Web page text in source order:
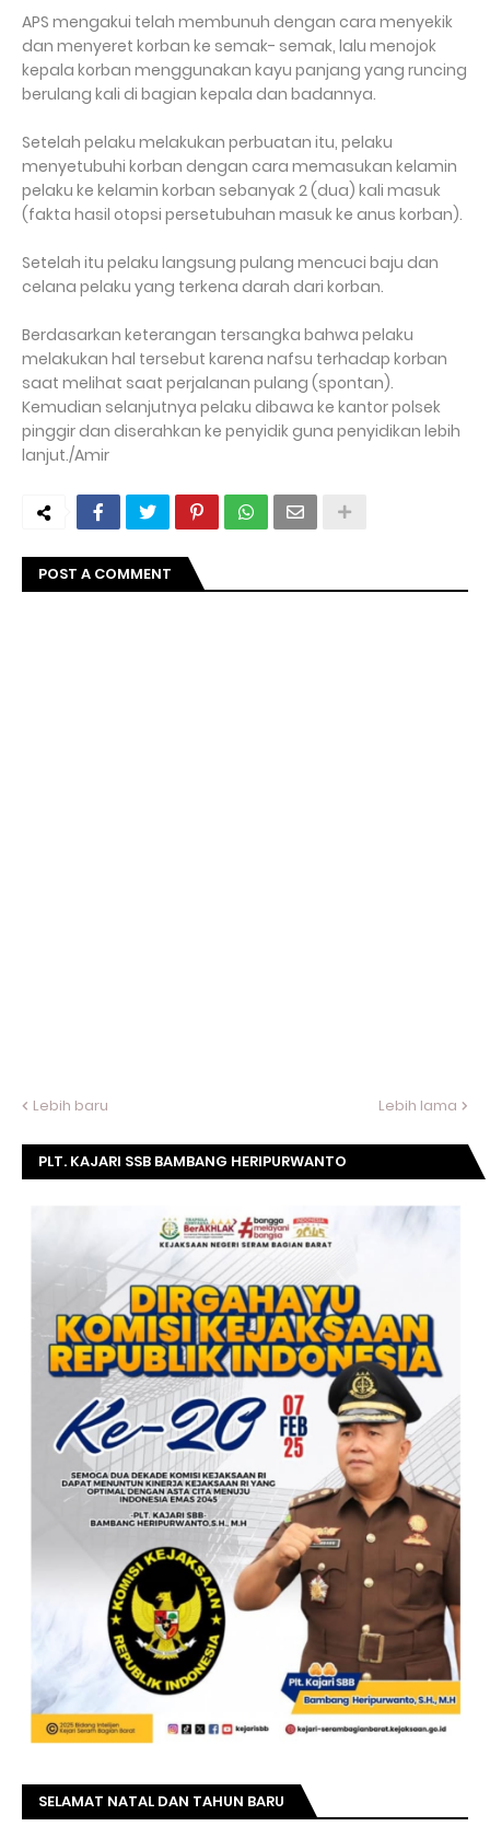
APS mengakui telah membunuh dengan cara menyekik
dan menyeret korban ke semak- semak, lalu menojok
kepala korban menggunakan kayu panjang yang runcing
berulang kali di bagian kepala dan badannya.
Setelah pelaku melakukan perbuatan itu, pelaku
menyetubuhi korban dengan cara memasukan kelamin
pelaku ke kelamin korban sebanyak 2 (dua) kali masuk
(fakta hasil otopsi persetubuhan masuk ke anus korban).
Setelah itu pelaku langsung pulang mencuci baju dan
celana pelaku yang terkena darah dari korban.
Berdasarkan keterangan tersangka bahwa pelaku
melakukan hal tersebut karena nafsu terhadap korban
saat melihat saat perjalanan pulang (spontan).
Kemudian selanjutnya pelaku dibawa ke kantor polsek
pinggir dan diserahkan ke penyidik guna penyidikan lebih
lanjut./Amir
POST A COMMENT
Lebih baru Lebih lama
PLT. KAJARI SSB BAMBANG HERIPURWANTO
KEJAKSAAN RI KE- 20 TAHUN.
SELAMAT NATAL DAN TAHUN BARU